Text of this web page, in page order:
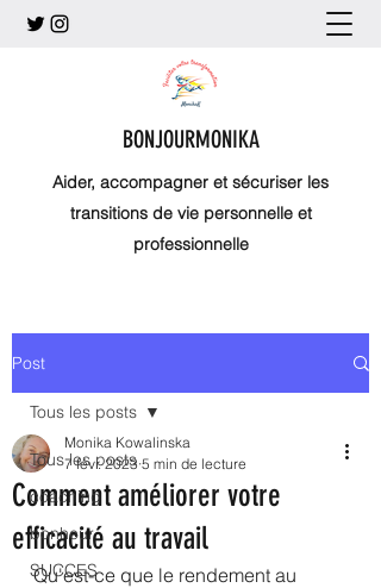
BONJOURMONIKA
Aider, accompagner et sécuriser les
transitions de vie personnelle et
professionnelle
Post
Tous les posts
coaching
bonheur
SUCCES
Tous les posts
Comment améliorer votre
efficacité au travail
Monika Kowalinska
7 févr. 2023 5 min de lecture
Qu'est-ce que le rendement au